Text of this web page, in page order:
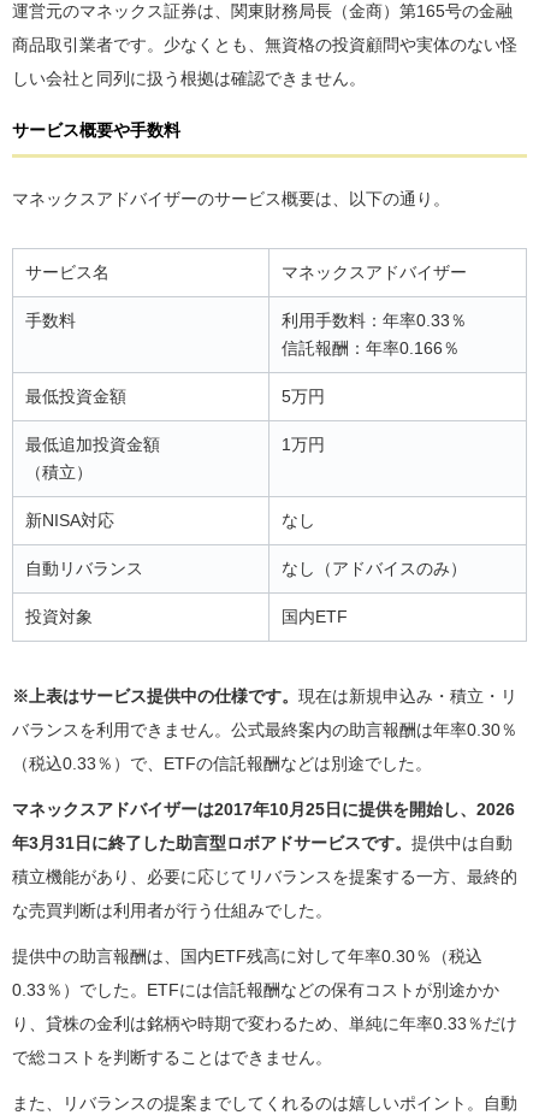
運営元のマネックス証券は、関東財務局長（金商）第165号の金融
商品取引業者です。少なくとも、無資格の投資顧問や実体のない怪
しい会社と同列に扱う根拠は確認できません。
サービス概要や手数料
マネックスアドバイザーのサービス概要は、以下の通り。
サービス名 マネックスアドバイザー
手数料
利用手数料：年率0.33％
信託報酬：年率0.166％
最低投資金額 5万円
最低追加投資金額
（積立）
1万円
新NISA対応 なし
自動リバランス なし（アドバイスのみ）
投資対象 国内ETF
※上表はサービス提供中の仕様です。 現在は新規申込み・積立・リ
バランスを利用できません。公式最終案内の助言報酬は年率0.30％
（税込0.33％）で、ETFの信託報酬などは別途でした。
マネックスアドバイザーは2017年10月25日に提供を開始し、2026
年3月31日に終了した助言型ロボアドサービスです。 提供中は自動
積立機能があり、必要に応じてリバランスを提案する一方、最終的
な売買判断は利用者が行う仕組みでした。
提供中の助言報酬は、国内ETF残高に対して年率0.30％（税込
0.33％）でした。ETFには信託報酬などの保有コストが別途かか
り、貸株の金利は銘柄や時期で変わるため、単純に年率0.33％だけ
で総コストを判断することはできません。
また、リバランスの提案までしてくれるのは嬉しいポイント。自動